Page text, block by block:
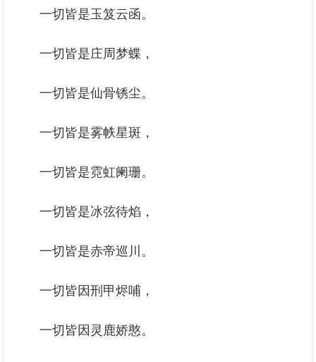
一切皆是玉笈云函。
一切皆是庄周梦蝶，
一切皆是仙骨锈尘。
一切皆是雾帙星斑，
一切皆是霓虹阑珊。
一切皆是冰弦待焰，
一切皆是赤帝巡川。
一切皆因刑甲烬哺，
一切皆因灵鹿娇憨。